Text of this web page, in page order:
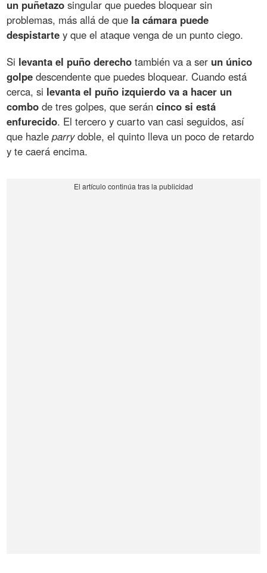
un puñetazo singular que puedes bloquear sin
problemas, más allá de que la cámara puede
despistarte y que el ataque venga de un punto ciego.
Si levanta el puño derecho también va a ser un único
golpe descendente que puedes bloquear. Cuando está
cerca, si levanta el puño izquierdo va a hacer un
combo de tres golpes, que seráncinco si está
enfurecido. El tercero y cuarto van casi seguidos, así
que hazleparrydoble, el quinto lleva un poco de retardo
y te caerá encima.